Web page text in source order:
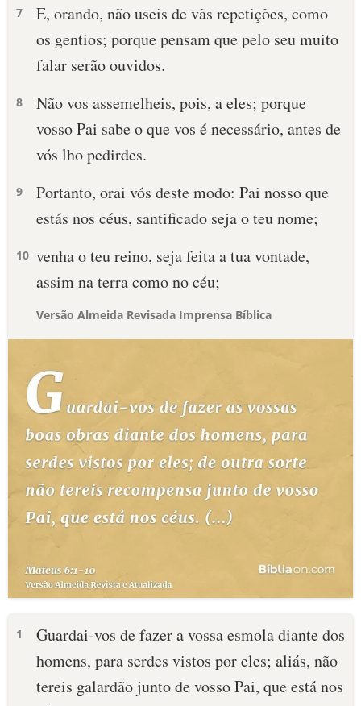
7
E, orando, não useis de vãs repetições, como
os gentios; porque pensam que pelo seu muito
falar serão ouvidos.
8
Não vos assemelheis, pois, a eles; porque
vosso Pai sabe o que vos é necessário, antes de
vós lho pedirdes.
9
Portanto, orai vós deste modo: Pai nosso que
estás nos céus, santificado seja o teu nome;
10 venha o teu reino, seja feita a tua vontade,
assim na terra como no céu;
Versão Almeida Revisada Imprensa Bíblica
1
Guardai-vos de fazer a vossa esmola diante dos
homens, para serdes vistos por eles; aliás, não
tereis galardão junto de vosso Pai, que está nos